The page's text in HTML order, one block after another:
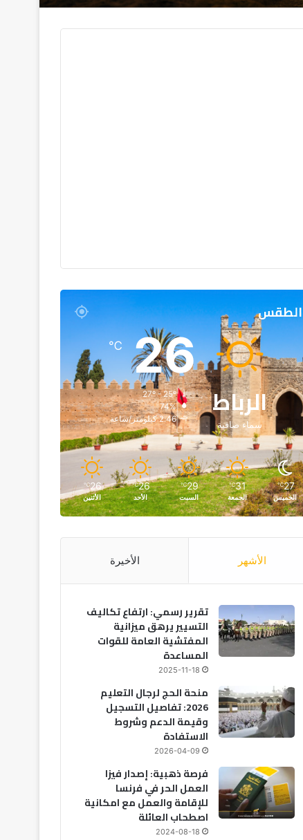
الطقس
الرباط
سماء صافية
26
℃
27º - 25º
74%
2.46 كيلومتر/ساعة
27
℃
الخميس
31
℃
الجمعة
29
℃
السبت
26
℃
الأحد
26
℃
الأثنين
الأشهر الأخيرة
تقرير رسمي: ارتفاع تكاليف
التسيير يرهق ميزانية
المفتشية العامة للقوات
المساعدة
2025-11-18
منحة الحج لرجال التعليم
2026: تفاصيل التسجيل
وقيمة الدعم وشروط
الاستفادة
2026-04-09
فرصة ذهبية: إصدار فيزا
العمل الحر في فرنسا
للإقامة والعمل مع امكانية
اصطحاب العائلة
2024-08-18